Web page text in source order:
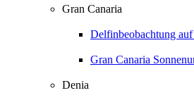
Gran Canaria
Delfinbeobachtung
Gran Canaria
Denia